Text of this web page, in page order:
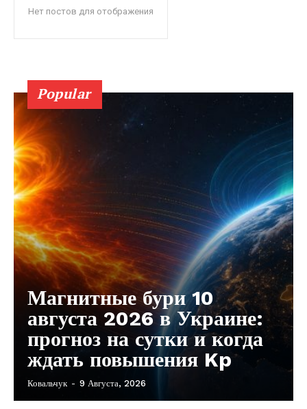
Нет постов для отображения
Popular
Магнитные бури 10
августа 2026 в Украине:
прогноз на сутки и когда
ждать повышения Kp
Ковальчук - 9 Августа, 2026